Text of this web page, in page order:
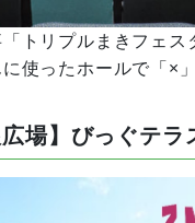
トリプルまきフェ
使ったホールで「×
広場】びっぐテラ